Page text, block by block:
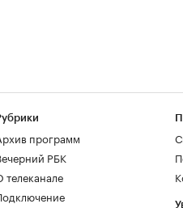
программ
РБК
телеканале